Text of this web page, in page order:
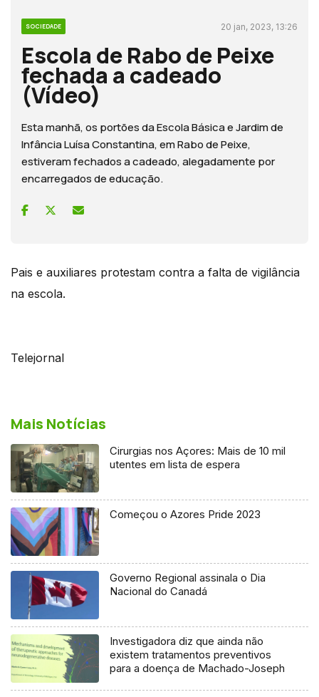
SOCIEDADE 20 jan, 2023, 13:26
Escola de Rabo de Peixe
fechada a cadeado
(Vídeo)
Esta manhã, os portões da Escola Básica e Jardim de
Infância Luísa Constantina, em Rabo de Peixe,
estiveram fechados a cadeado, alegadamente por
encarregados de educação.
Pais e auxiliares protestam contra a falta de vigilância
na escola.
Telejornal
Mais Notícias
Cirurgias nos Açores: Mais de 10 mil
utentes em lista de espera
Começou o Azores Pride 2023
Governo Regional assinala o Dia
Nacional do Canadá
Investigadora diz que ainda não
existem tratamentos preventivos
para a doença de Machado-Joseph